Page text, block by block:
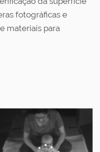
fotográficas e
materiais para